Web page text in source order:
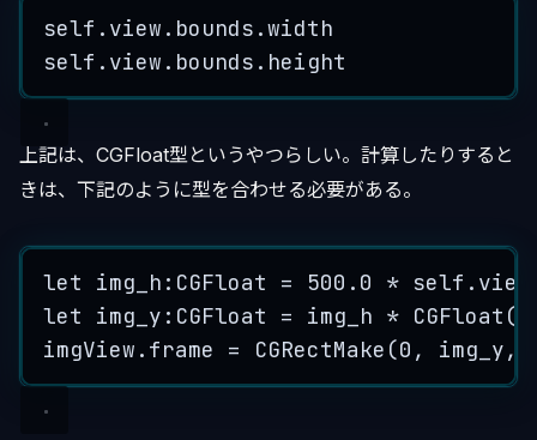
self .view. bounds .width
self .view. bounds . height
上記は、CGFloat型というやつらしい。計算したりすると
きは、下記のように型を合わせる必要がある。
let img_h:CGFloat = 500.0 * self
let img_y:CGFloat = img_h * CGFloat (
imgView. frame = CGRectMake (0 , img_y,